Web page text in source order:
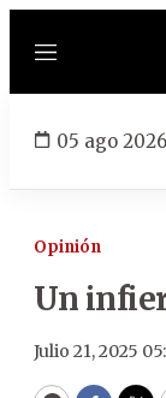
Menú
05 ago 2026
Opinión
Un
Julio 21, 2025